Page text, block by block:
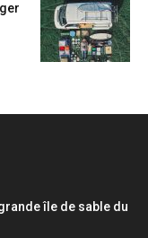
île de sable du